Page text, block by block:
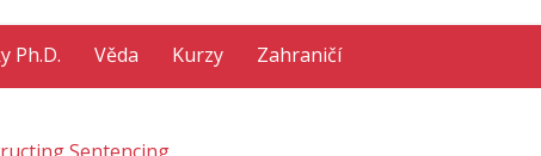
Ph.D. Věda Kurzy Zahraničí